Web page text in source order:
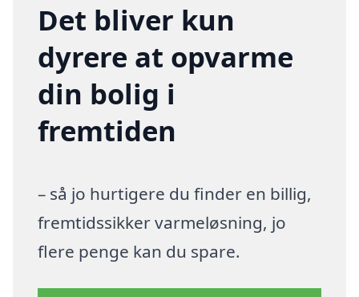
Det bliver kun
dyrere at opvarme
din bolig i
fremtiden
– så jo hurtigere du finder en billig,
fremtidssikker varmeløsning, jo
flere penge kan du spare.